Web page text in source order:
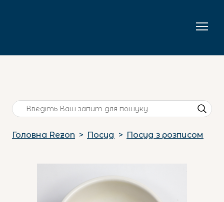
Головна Rezon Посуд Посуд з розписом